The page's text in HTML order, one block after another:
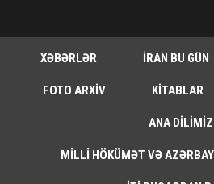
XƏBƏRLƏR İRAN BU GÜN
FOTO ARXIV KITABLAR
ANA DILIMIZ
MILLI HÖKÜMƏT VƏ